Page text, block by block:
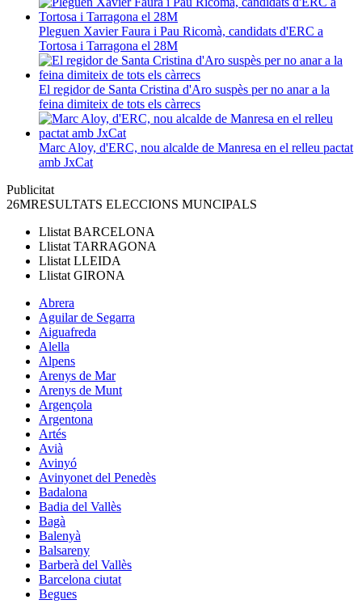
Pleguen Xavier Faura i Pau Ricomà, candidats d'ERC a
Tortosa i Tarragona el 28M
El regidor de Santa Cristina d'Aro suspès per no anar a la
feina dimiteix de tots els càrrecs
Marc Aloy, d'ERC, nou alcalde de Manresa en el relleu pactat
amb JxCat
Publicitat
26MRESULTATS ELECCIONS MUNCIPALS
Llistat BARCELONA
Llistat TARRAGONA
Llistat LLEIDA
Llistat GIRONA
Abrera
Aguilar de Segarra
Aiguafreda
Alella
Alpens
Arenys de Mar
Arenys de Munt
Argençola
Argentona
Artés
Avià
Avinyó
Avinyonet del Penedès
Badalona
Badia del Vallès
Bagà
Balenyà
Balsareny
Barberà del Vallès
Barcelona ciutat
Begues